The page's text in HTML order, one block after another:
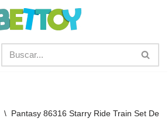
\ Pantasy 86316 Starry Ride Train Set De